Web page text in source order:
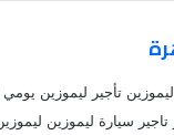
تأجير ليموزين
سيارة ليموزين